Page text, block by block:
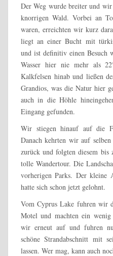
Der Weg wurde breiter und wir
knorrigen Wald. Vorbei an
waren, erreichten wir kurz
liegt an einer Bucht mit
und ist definitiv einen Besuch
Wasser hier nie mehr als
Kalkfelsen hinab und ließen
Grandios, was die Natur hier
auch in die Höhle
Eingang gefunden.
Wir stiegen hinauf auf die
Danach kehrten wir auf
zurück und folgten diesem bis
tolle Wandertour. Die
vorherigen Parks. Der kleine
hatte sich schon jetzt gelohnt.
Vom Cyprus Lake fuhren wir
Motel und machten ein
wir erneut auf und fuhren
schöne Strandabschnitt mit
lassen. Wer mag, kann auch